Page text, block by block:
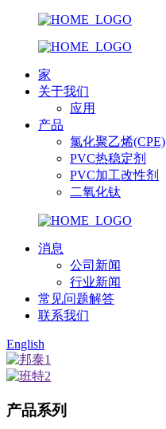
家
关于我们
应用
产品
氯化聚乙烯(CPE)
PVC热稳定剂
PVC加工改性剂
二氧化钛
消息
公司新闻
行业新闻
常见问题解答
联系我们
English
产品系列